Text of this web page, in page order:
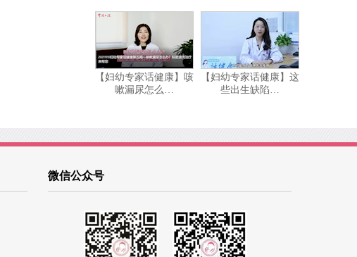
【妇幼专家话健康】咳
嗽漏尿怎么…
【妇幼专家话健康】这
些出生缺陷…
微信公众号